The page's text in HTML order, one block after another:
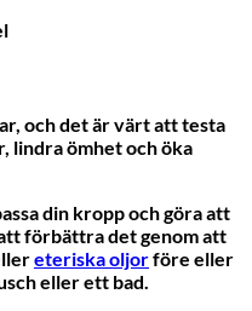
och det är värt att testa
lindra ömhet och öka
din kropp och göra att
förbättra det genom att
eteriska oljorföre eller
eller ett bad.